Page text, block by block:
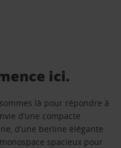
ici.
là pour répondre à
d’une compacte
d’une berline élégante
spacieux pour